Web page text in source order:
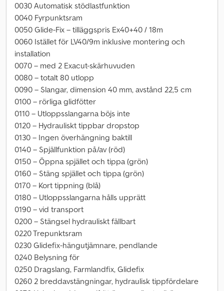
0030 Automatisk stödlastfunktion
0040 Fyrpunktsram
0050 Glide-Fix – tilläggspris Ex40+40 / 18m
0060 Istället för LV40/9m inklusive montering och
installation
0070 – med 2 Exacut-skärhuvuden
0080 – totalt 80 utlopp
0090 – Slangar, dimension 40 mm, avstånd 22,5 cm
0100 – rörliga glidfötter
0110 – Utloppsslangarna böjs inte
0120 – Hydrauliskt tippbar dropstop
0130 – Ingen överhängning baktill
0140 – Spjällfunktion på/av (röd)
0150 – Öppna spjället och tippa (grön)
0160 – Stäng spjället och tippa (grön)
0170 – Kort tippning (blå)
0180 – Utloppsslangarna hålls upprätt
0190 – vid transport
0200 – Stängsel hydrauliskt fällbart
0220 Trepunktsram
0230 Glidefix-hängutjämnare, pendlande
0240 Belysning för
0250 Dragslang, Farmlandfix, Glidefix
0260 2 breddavstängningar, hydraulisk tippfördelare